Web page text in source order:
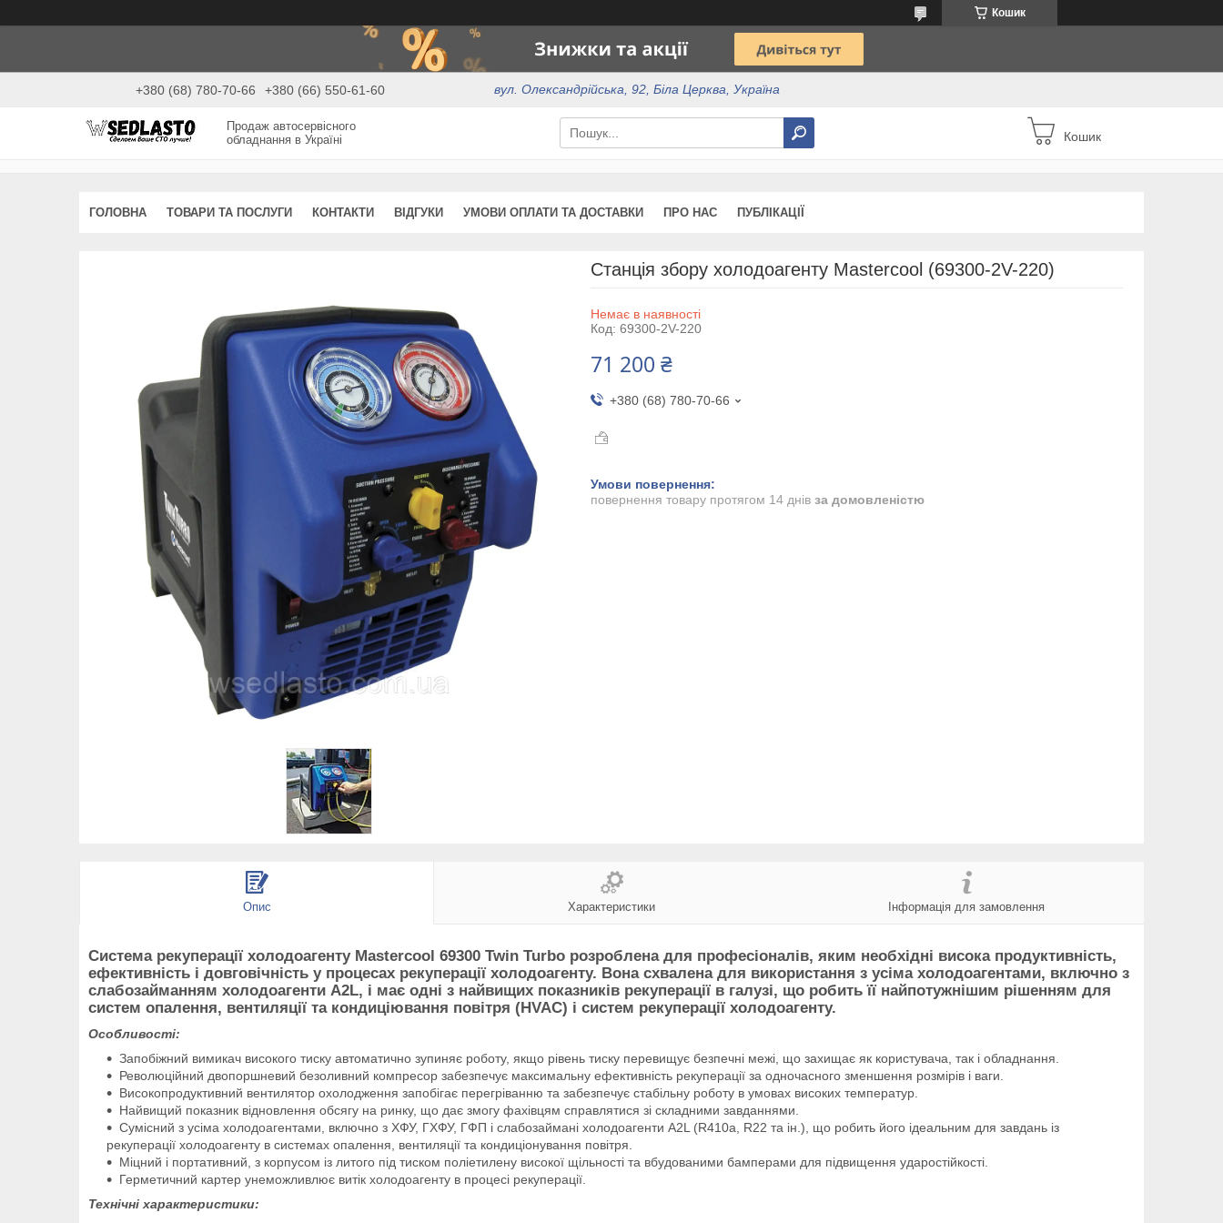
Кошик
+380 (68) 780-70-66 +380 (66) 550-61-60 вул. Олександрійська, 92, Біла Церква, Україна
Продаж автосервісного
обладнання в Україні
Кошик
ГОЛОВНА ТОВАРИ ТА ПОСЛУГИ КОНТАКТИ ВІДГУКИ УМОВИ ОПЛАТИ ТА ДОСТАВКИ ПРО НАС ПУБЛІКАЦІЇ
Станція збору холодоагенту Mastercool (69300-2V-220)
Немає в наявності
Код: 69300-2V-220
71 200 ₴
+380 (68) 780-70-66
повернення товару протягом 14 днів за домовленістю
Опис Характеристики Інформація для замовлення
Система рекуперації холодоагенту Mastercool 69300 Twin Turbo розроблена для професіоналів, яким необхідні висока продуктивність,
ефективність і довговічність у процесах рекуперації холодоагенту. Вона схвалена для використання з усіма холодоагентами, включно з
слабозайманням холодоагенти A2L, і має одні з найвищих показників рекуперації в галузі, що робить її найпотужнішим рішенням для
систем опалення, вентиляції та кондиціювання повітря (HVAC) і систем рекуперації холодоагенту.
Особливості:
Запобіжний вимикач високого тиску автоматично зупиняє роботу, якщо рівень тиску перевищує безпечні межі, що захищає як користувача, так і обладнання.
Революційний двопоршневий безоливний компресор забезпечує максимальну ефективність рекуперації за одночасного зменшення розмірів і ваги.
Високопродуктивний вентилятор охолодження запобігає перегріванню та забезпечує стабільну роботу в умовах високих температур.
Найвищий показник відновлення обсягу на ринку, що дає змогу фахівцям справлятися зі складними завданнями.
Сумісний з усіма холодоагентами, включно з ХФУ, ГХФУ, ГФП і слабозаймані холодоагенти A2L (R410a, R22 та ін.), що робить його ідеальним для завдань із
рекуперації холодоагенту в системах опалення, вентиляції та кондиціонування повітря.
Міцний і портативний, з корпусом із литого під тиском поліетилену високої щільності та вбудованими бамперами для підвищення ударостійкості.
Герметичний картер унеможливлює витік холодоагенту в процесі рекуперації.
Технічні характеристики: